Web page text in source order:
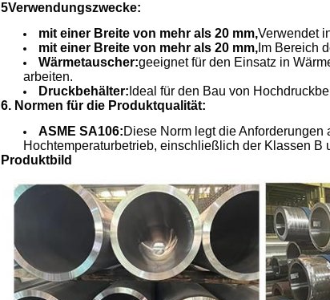
5Verwendungszwecke:
mit einer Breite von mehr als 20 mm,Verwendet
mit einer Breite von mehr als 20 mm, Im Bereich
Wärmetauscher:geeignet für den Einsatz in
arbeiten.
Druckbehälter: Ideal für den Bau von
6. Normen für die Produktqualität:
ASME SA106:Diese Norm legt die
Hochtemperaturbetrieb, einschließlich der Klassen B
Produktbild